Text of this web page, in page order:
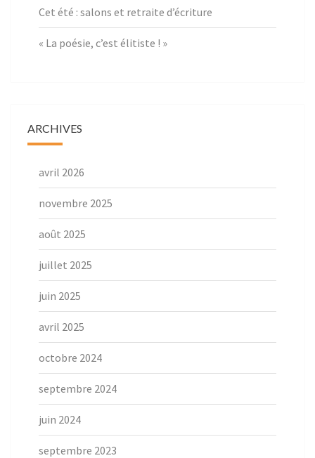
Cet été : salons et retraite d’écriture
« La poésie, c’est élitiste ! »
ARCHIVES
avril 2026
novembre 2025
août 2025
juillet 2025
juin 2025
avril 2025
octobre 2024
septembre 2024
juin 2024
septembre 2023